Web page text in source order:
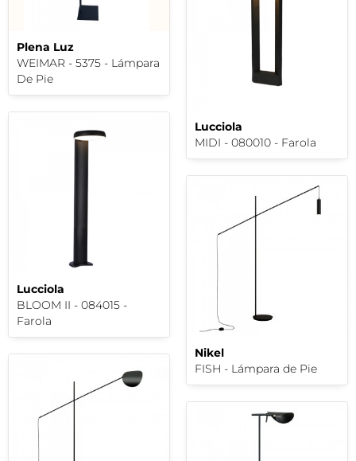
Plena Luz
WEIMAR - 5375 - Lámpara
De Pie
Lucciola
MIDI - 080010 - Farola
Lucciola
BLOOM II - 084015 -
Farola
Nikel
FISH - Lámpara de Pie